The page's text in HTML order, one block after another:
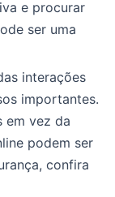
e procurar
ser uma
interações
importantes.
em vez da
podem ser
confira